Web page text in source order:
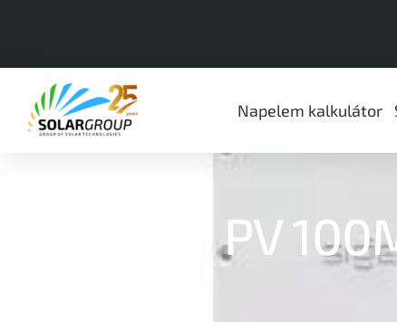
Napelem kalkulátor
Sigen PV